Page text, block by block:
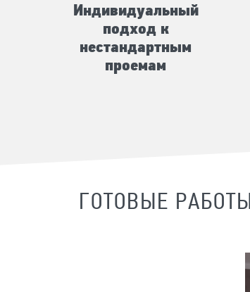
Индивидуальный
подход к
нестандартным
проемам
ГОТОВЫЕ